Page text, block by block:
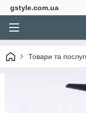
gstyle.com.ua
Товари та